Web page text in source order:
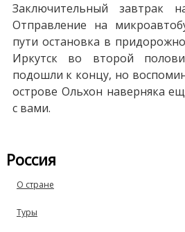
Заключительный завтрак
Отправление на
пути остановка в
Иркутск во второй
подошли к концу, но
острове Ольхон наверняка
с вами.
Россия
О стране
Туры